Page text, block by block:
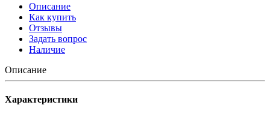
Описание
Как купить
Отзывы
Задать вопрос
Наличие
Описание
Характеристики